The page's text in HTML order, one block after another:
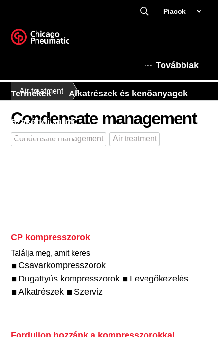
Piacok
Továbbiak
Termékek Alkatrészek és kenőanyagok
Szakértői sarok
Air treatment
Condensate management
Condensate management Air treatment
CP kompresszorok
Találja meg, amit keres
Csavarkompresszorok
Dugattyús kompresszorok
Levegőkezelés
Alkatrészek
Szerviz
Forduljon hozzánk a kompresszorokkal